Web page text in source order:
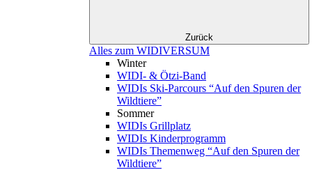
Zurück
Alles zum WIDIVERSUM
Winter
WIDI- & Ötzi-Band
WIDIs Ski-Parcours “Auf den Spuren der
Wildtiere”
Sommer
WIDIs Grillplatz
WIDIs Kinderprogramm
WIDIs Themenweg “Auf den Spuren der
Wildtiere”